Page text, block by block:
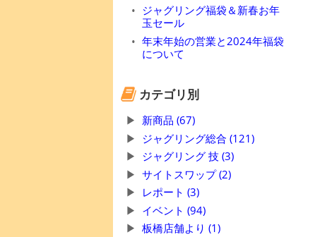
ジャグリング福袋＆新春お年
玉セール
年末年始の営業と2024年福袋
について
カテゴリ別
新商品 (67)
ジャグリング総合 (121)
ジャグリング 技 (3)
サイトスワップ (2)
レポート (3)
イベント (94)
板橋店舗より (1)